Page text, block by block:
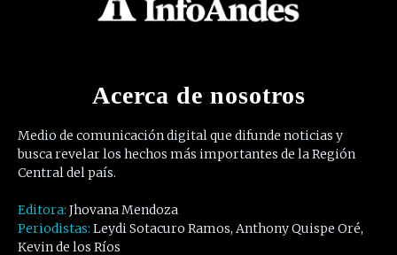
Acerca de nosotros
Medio de comunicación digital que difunde noticias y
busca revelar los hechos más importantes de la Región
Central del país.
Editora: Jhovana Mendoza
Periodistas: Leydi Sotacuro Ramos, Anthony Quispe Oré,
Kevin de los Ríos